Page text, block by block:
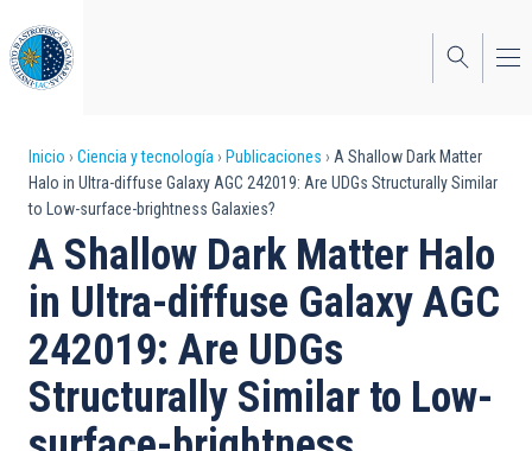
al
contenido
principal
Sobrescribir
enlaces
de
ayuda
a
la
navegación
Inicio Ciencia y tecnología Publicaciones
A Shallow Dark Matter
Halo in Ultra-diffuse Galaxy AGC 242019: Are UDGs Structurally Similar
to Low-surface-brightness Galaxies?
A Shallow Dark Matter Halo
in Ultra-diffuse Galaxy AGC
242019: Are UDGs
Structurally Similar to Low-